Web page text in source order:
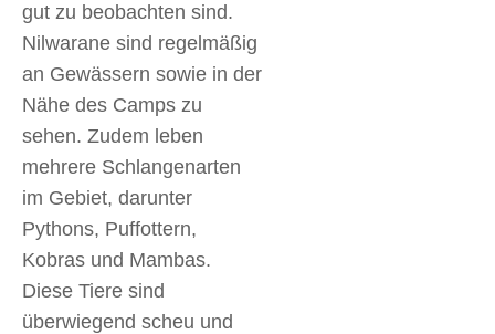
gut zu beobachten sind.
Nilwarane sind regelmäßig
an Gewässern sowie in der
Nähe des Camps zu
sehen. Zudem leben
mehrere Schlangenarten
im Gebiet, darunter
Pythons, Puffottern,
Kobras und Mambas.
Diese Tiere sind
überwiegend scheu und